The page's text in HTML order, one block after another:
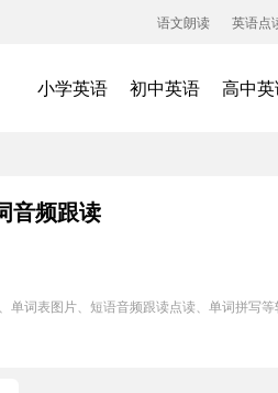
语文朗读 英语点
小学英语 初中英语 高中
音频跟读
词表图片、短语音频跟读点读、单词拼写